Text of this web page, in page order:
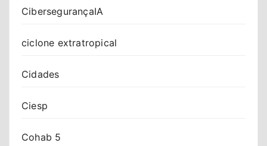
CibersegurançaIA
ciclone extratropical
Cidades
Ciesp
Cohab 5